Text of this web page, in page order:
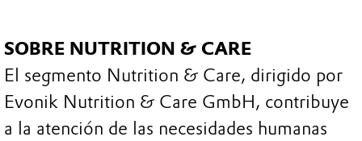
SOBRE NUTRITION & CARE
El segmento Nutrition & Care, dirigido por
Evonik Nutrition & Care GmbH, contribuye
a la atención de las necesidades humanas